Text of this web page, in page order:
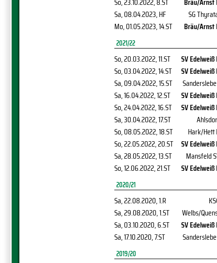
Sa, 08.04.2023, HF
SG
Mo, 01.05.2023, 14.ST Bräu/Arnst
2021/22
So, 20.03.2022, 11.ST
SV Edelweiß
So, 03.04.2022, 14.ST
SV Edelweiß
Sa, 09.04.2022, 15.ST
Sa, 16.04.2022, 12.ST
SV Edelweiß
So, 24.04.2022, 16.ST
SV Edelweiß
Sa, 30.04.2022, 17.ST
So, 08.05.2022, 18.ST
Hark/Hett
So, 22.05.2022, 20.ST
SV Edelweiß
Sa, 28.05.2022, 13.ST
Mansfeld
So, 12.06.2022, 21.ST SV Edelweiß
2020/21
Sa, 22.08.2020, 1.R
Sa, 29.08.2020, 1.ST
Welbs/
Sa, 03.10.2020, 6.ST
SV Edelweiß
Sa, 17.10.2020, 7.ST
2019/20